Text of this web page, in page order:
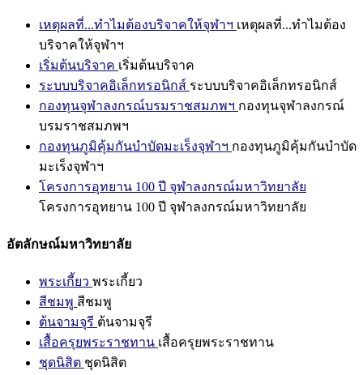
เหตุผลที่...ทำไมต้องบริจาคให้จุฬาฯ เหตุผลที่...ทำไมต้อง
บริจาคให้จุฬาฯ
เริ่มต้นบริจาค เริ่มต้นบริจาค
ระบบบริจาคอิเล็กทรอนิกส์ ระบบบริจาคอิเล็กทรอนิกส์
กองทุนจุฬาลงกรณ์บรมราชสมภพฯ กองทุนจุฬาลงกรณ์
บรมราชสมภพฯ
กองทุนภูมิคุ้มกันบำบัดมะเร็งจุฬาฯ กองทุนภูมิคุ้มกันบำบัด
มะเร็งจุฬาฯ
โครงการอุทยาน 100 ปี จุฬาลงกรณ์มหาวิทยาลัย
โครงการอุทยาน 100 ปี จุฬาลงกรณ์มหาวิทยาลัย
อัตลักษณ์มหาวิทยาลัย
พระเกี้ยว พระเกี้ยว
สีชมพู สีชมพู
ต้นจามจุรี ต้นจามจุรี
เสื้อครุยพระราชทาน เสื้อครุยพระราชทาน
ชุดนิสิต ชุดนิสิต